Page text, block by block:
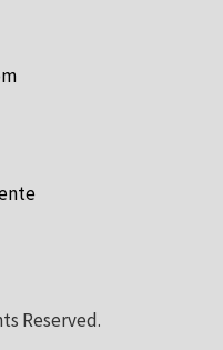
Reserved.